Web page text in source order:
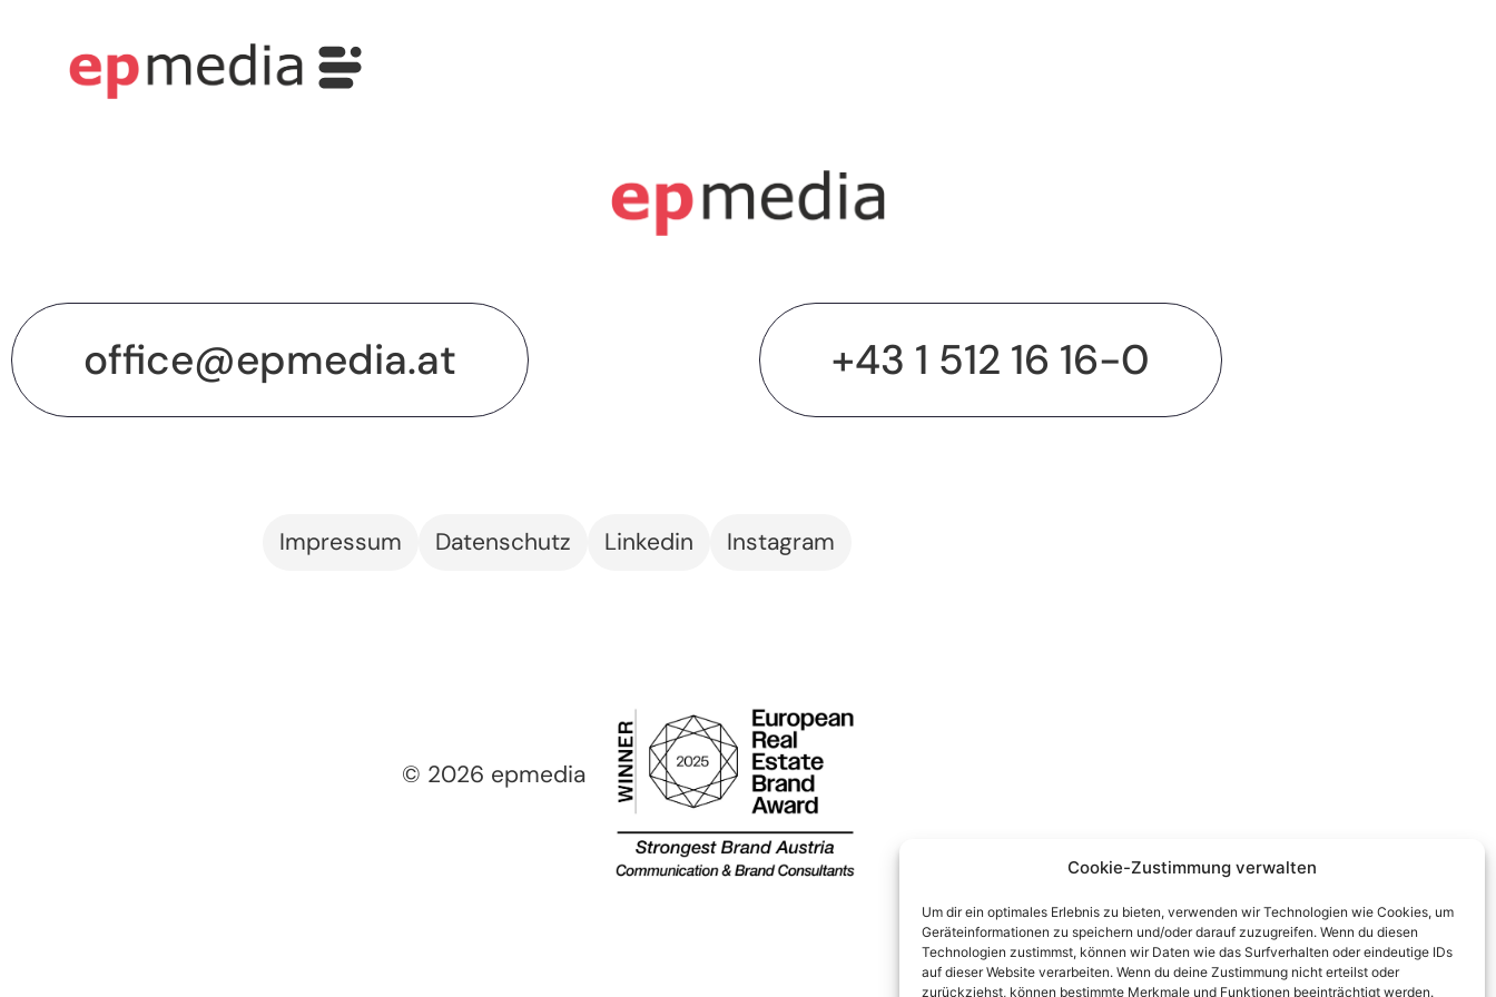
Cookie-Zustimmung verwalten
Um dir ein optimales Erlebnis zu bieten, verwenden wir Technologien wie Cookies, um
Geräteinformationen zu speichern und/oder darauf zuzugreifen. Wenn du diesen
Technologien zustimmst, können wir Daten wie das Surfverhalten oder eindeutige IDs
auf dieser Website verarbeiten. Wenn du deine Zustimmung nicht erteilst oder
zurückziehst, können bestimmte Merkmale und Funktionen beeinträchtigt werden.
office@epmedia.at +43 1 512 16 16-0
Impressum Datenschutz Linkedin Instagram
© 2026 epmedia